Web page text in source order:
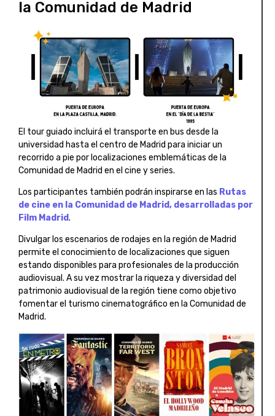
la Comunidad de Madrid
El tour guiado incluirá el transporte en bus desde la
universidad hasta el centro de Madrid para iniciar un
recorrido a pie por localizaciones emblemáticas de la
Comunidad de Madrid en el cine y series.
Los participantes también podrán inspirarse en las Rutas
de cine en la Comunidad de Madrid, desarrolladas por
Film Madrid.
Divulgar los escenarios de rodajes en la región de Madrid
permite el conocimiento de localizaciones que siguen
estando disponibles para profesionales de la producción
audiovisual. A su vez mostrar la riqueza y diversidad del
patrimonio audiovisual de la región tiene como objetivo
fomentar el turismo cinematográfico en la Comunidad de
Madrid.